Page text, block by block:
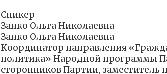
Спикер
Занко Ольга Николаевна
Занко Ольга Николаевна
Координатор направления
политика» Народной программы
сторонников Партии, заместитель